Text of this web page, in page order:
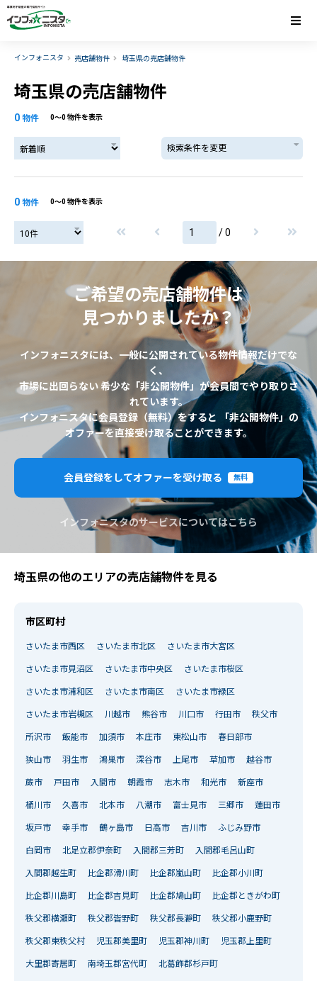
インフォニスタ 売店舗物件 埼玉県の売店舗物件
埼玉県の売店舗物件
0 物件 0〜0 物件を表示
検索条件を変更
0 物件 0〜0 物件を表示
/ 0
ご希望の売店舗物件は
見つかりましたか？
インフォニスタには、一般に公開されている物件情報だけでな
く、
市場に出回らない 希少な「非公開物件」が会員間でやり取りさ
れています。
インフォニスタに会員登録（無料）をすると 「非公開物件」の
オファーを直接受け取ることができます。
会員登録をしてオファーを受け取る 無料
インフォニスタのサービスについてはこちら
埼玉県の他のエリアの売店舗物件を見る
市区町村
さいたま市西区 さいたま市北区 さいたま市大宮区
さいたま市見沼区 さいたま市中央区 さいたま市桜区
さいたま市浦和区 さいたま市南区 さいたま市緑区
さいたま市岩槻区 川越市 熊谷市 川口市 行田市 秩父市
所沢市 飯能市 加須市 本庄市 東松山市 春日部市
狭山市 羽生市 鴻巣市 深谷市 上尾市 草加市 越谷市
蕨市 戸田市 入間市 朝霞市 志木市 和光市 新座市
桶川市 久喜市 北本市 八潮市 富士見市 三郷市 蓮田市
坂戸市 幸手市 鶴ヶ島市 日高市 吉川市 ふじみ野市
白岡市 北足立郡伊奈町 入間郡三芳町 入間郡毛呂山町
入間郡越生町 比企郡滑川町 比企郡嵐山町 比企郡小川町
比企郡川島町 比企郡吉見町 比企郡鳩山町 比企郡ときがわ町
秩父郡横瀬町 秩父郡皆野町 秩父郡長瀞町 秩父郡小鹿野町
秩父郡東秩父村 児玉郡美里町 児玉郡神川町 児玉郡上里町
大里郡寄居町 南埼玉郡宮代町 北葛飾郡杉戸町